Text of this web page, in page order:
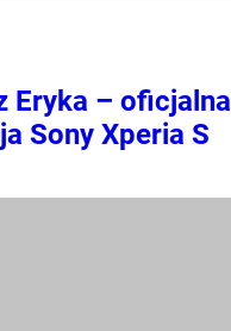
Eryka – oficjalna
Sony Xperia S